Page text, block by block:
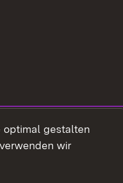
optimal gestalten
wir